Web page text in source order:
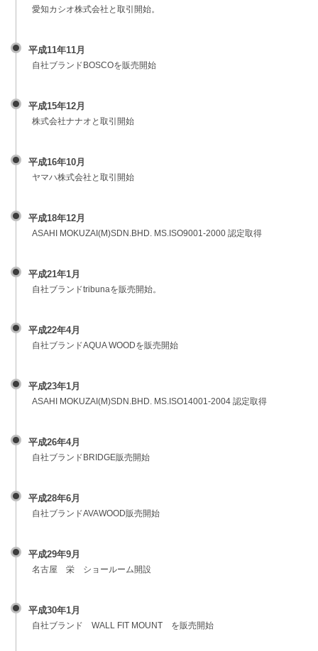
愛知カシオ株式会社と取引開始。
平成11年11月
自社ブランドBOSCOを販売開始
平成15年12月
株式会社ナナオと取引開始
平成16年10月
ヤマハ株式会社と取引開始
平成18年12月
ASAHI MOKUZAI(M)SDN.BHD. MS.ISO9001-2000 認定取得
平成21年1月
自社ブランドtribunaを販売開始。
平成22年4月
自社ブランドAQUA WOODを販売開始
平成23年1月
ASAHI MOKUZAI(M)SDN.BHD. MS.ISO14001-2004 認定取得
平成26年4月
自社ブランドBRIDGE販売開始
平成28年6月
自社ブランドAVAWOOD販売開始
平成29年9月
名古屋 栄 ショールーム開設
平成30年1月
自社ブランド WALL FIT MOUNT を販売開始